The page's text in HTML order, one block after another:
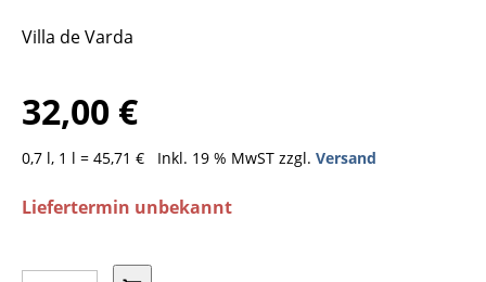
Villa de Varda
32,00 €
0,7 l, 1 l = 45,71 € Inkl. 19 % MwST zzgl. Versand
Liefertermin unbekannt